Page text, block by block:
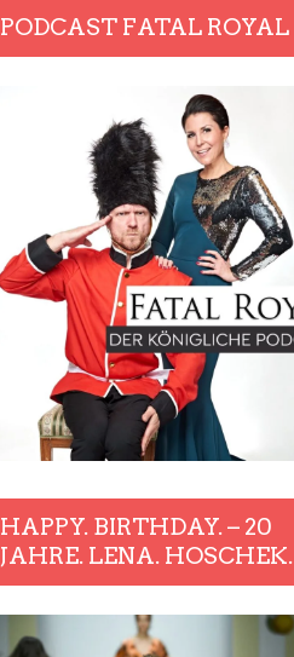
PODCAST FATAL ROYAL
HAPPY. BIRTHDAY. – 20
JAHRE. LENA. HOSCHEK.